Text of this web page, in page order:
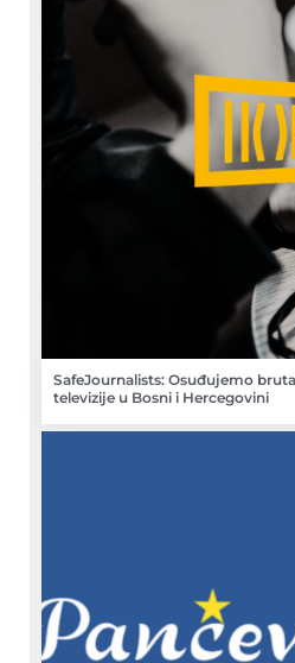
SafeJournalists: Osuđujemo
televizije u Bosni i Hercegovini